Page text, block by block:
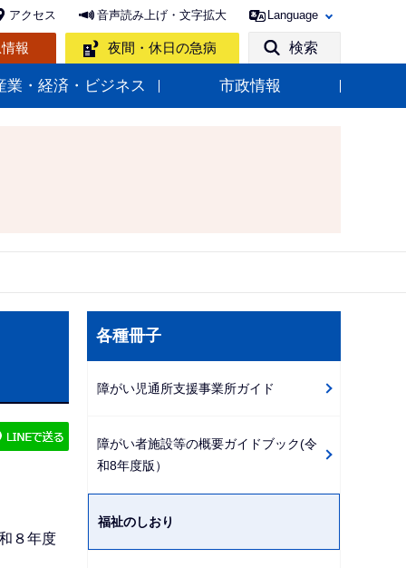
アクセス 音声読み上げ・文字拡大 Language
報 夜間・休日の急病 検索
業・経済・ビジネス 市政情報
８年度
ブ
ビ
ー
シ
ン
こ
各種冊子
障がい児通所支援事業所ガイド
障がい者施設等の概要ガイドブック(令
和8年度版）
福祉のしおり